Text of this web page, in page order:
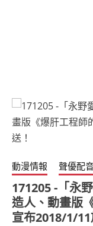
動漫情報 聲優配
171205 -「永
造人、動畫版
宣布2018/1/11